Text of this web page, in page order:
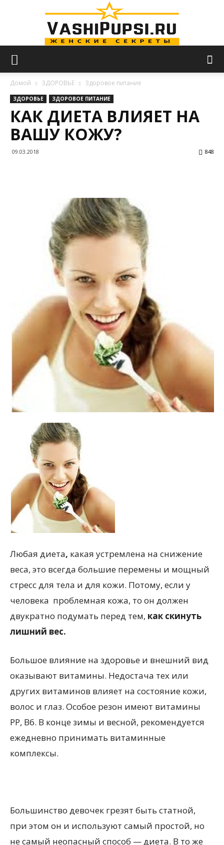
—
секреты
Домой ЗДОРОВЬЕ Здоровое питание
ЗДОРОВЬЕ ЗДОРОВОЕ ПИТАНИЕ
КАК ДИЕТА ВЛИЯЕТ НА
ВАШУ КОЖУ?
09.03.2018 848
Любая диета, какая устремлена ​​на снижение
веса, это всегда большие перемены и мощный
стресс для тела и для кожи. Потому, если у
человека проблемная кожа, то он должен
двукратно подумать перед тем, как скинуть
лишний вес.
Большое влияние на здоровье и внешний вид
оказывают витамины. Недостача тех или
других витаминов влияет на состояние кожи,
волос и глаз. Особое резон имеют витамины
РР, В6. В конце зимы и весной, рекомендуется
ежедневно принимать витаминные
комплексы.
Большинство девочек грезят быть статной,
при этом он и используют самый простой, но
не самый неопасный способ — диета. В то же